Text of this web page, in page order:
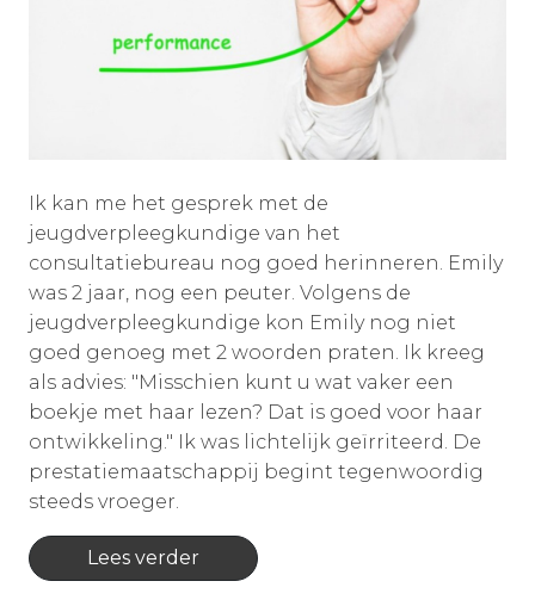
Ik kan me het gesprek met de
jeugdverpleegkundige van het
consultatiebureau nog goed herinneren. Emily
was 2 jaar, nog een peuter. Volgens de
jeugdverpleegkundige kon Emily nog niet
goed genoeg met 2 woorden praten. Ik kreeg
als advies: "Misschien kunt u wat vaker een
boekje met haar lezen? Dat is goed voor haar
ontwikkeling." Ik was lichtelijk geïrriteerd. De
prestatiemaatschappij begint tegenwoordig
steeds vroeger.
Lees verder